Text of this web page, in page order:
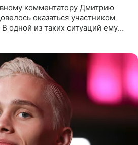
комментатору Дмитрию
оказаться участником
одной из таких ситуаций ему